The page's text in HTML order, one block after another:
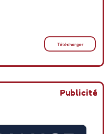
Télécharger
Publicité